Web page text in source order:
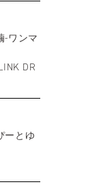
-ワンマ
DR
ーとゆ